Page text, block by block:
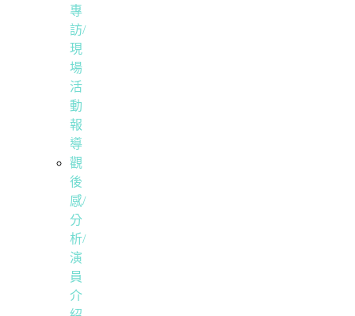
專
訪/
現
場
活
動
報
導
觀
後
感/
分
析/
演
員
介